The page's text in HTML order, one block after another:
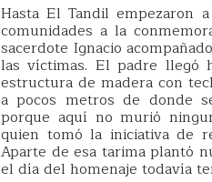
Hasta El Tandil empezaron
comunidades a la
sacerdote Ignacio
las víctimas. El padre llegó
estructura de madera con
a pocos metros de donde
porque aquí no murió
quien tomó la iniciativa de
Aparte de esa tarima plantó
el día del homenaje todavía